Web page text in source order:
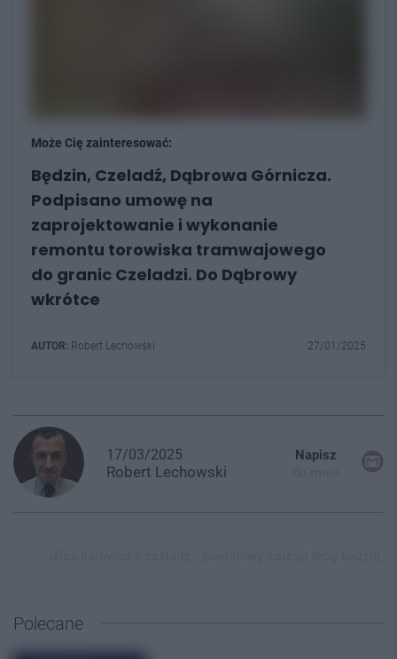
Może Cię zainteresować:
Będzin, Czeladź, Dąbrowa Górnicza.
Podpisano umowę na
zaprojektowanie i wykonanie
remontu torowiska tramwajowego
do granic Czeladzi. Do Dąbrowy
wkrótce
AUTOR: Robert Lechowski 27/01/2025
17/03/2025
Robert Lechowski
Napisz
Polecane